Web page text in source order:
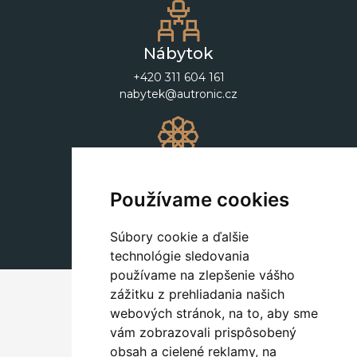
Používame cookies
Súbory cookie a ďalšie
technológie sledovania
používame na zlepšenie vášho
zážitku z prehliadania našich
webových stránok, na to, aby sme
vám zobrazovali prispôsobený
obsah a cielené reklamy, na
Nábytok
+420 311 604 161
nabytek@autronic.cz
+420 311 604 182
dekorace@autronic.cz